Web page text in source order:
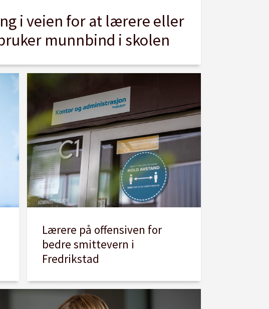
i veien for at lærere eller
munnbind i skolen
Lærere på offensiven for
bedre smittevern i
Fredrikstad